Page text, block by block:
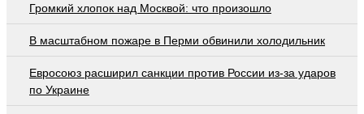
Громкий хлопок над Москвой: что произошло
В масштабном пожаре в Перми обвинили холодильник
Евросоюз расширил санкции против России из-за ударов
по Украине